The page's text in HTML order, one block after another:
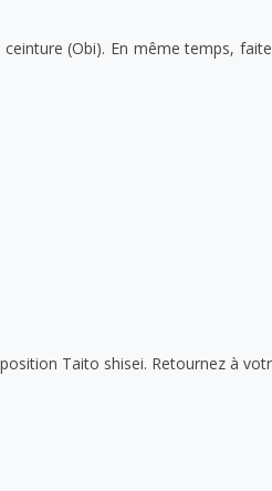
(Obi). En même temps,
Taito shisei. Retournez à